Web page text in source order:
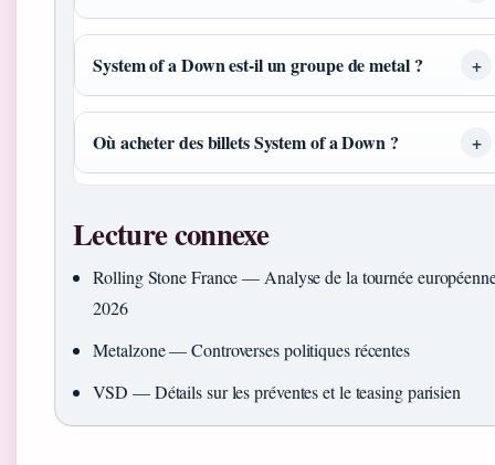
System of a Down est-il un groupe de metal ?
Où acheter des billets System of a Down ?
Lecture connexe
Rolling Stone France — Analyse de la tournée
2026
Metalzone — Controverses politiques récentes
VSD — Détails sur les préventes et le teasing parisien